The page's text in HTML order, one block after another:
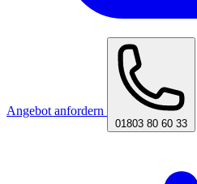
Angebot anfordern
01803 80 60 33